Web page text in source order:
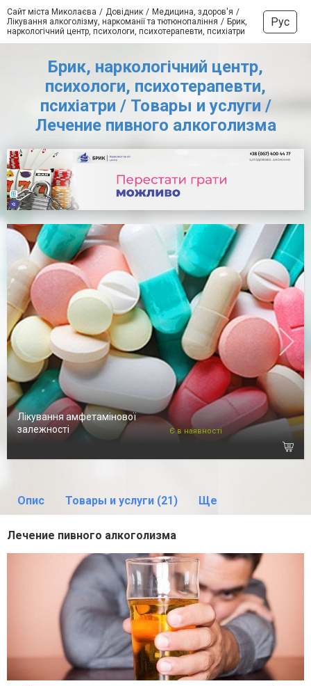
Сайт міста Миколаєва Довідник
Медицина, здоров'я
Лікування алкоголізму, наркоманії та тютюнопаління
Брик,
наркологічний центр, психологи, психотерапевти, психіатри
Рус
Брик, наркологічний центр,
психологи, психотерапевти,
психіатри / Товары и услуги /
Лечение пивного алкоголизма
Лікування амфетамінової
залежності
Є в наявності
Опис Товары и услуги (21) Ще
Лечение пивного алкоголизма